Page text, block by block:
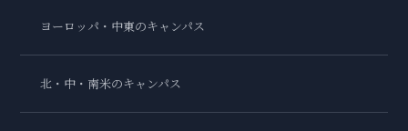
ヨーロッパ・中東のキャンパス
北・中・南米のキャンパス